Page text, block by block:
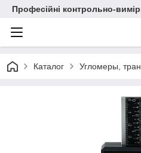
Професійні контрольно-
Каталог Угломеры,